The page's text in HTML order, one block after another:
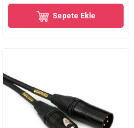
Sepete Ekle